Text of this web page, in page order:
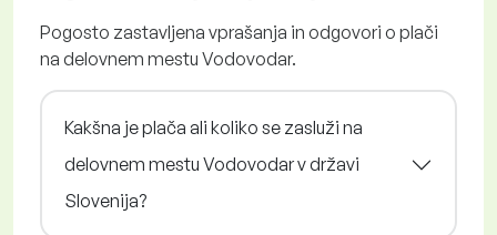
Pogosto zastavljena vprašanja in odgovori o plači
na delovnem mestu Vodovodar.
Kakšna je plača ali koliko se zasluži na
delovnem mestu Vodovodar v državi
Slovenija?